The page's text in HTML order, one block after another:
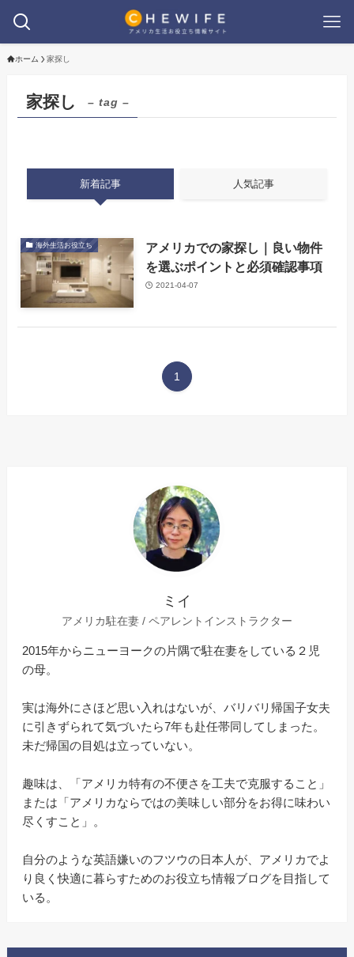
ホーム 家探し
家探し – tag –
新着記事 人気記事
海外生活お役立ち
アメリカでの家探し｜良い物件
を選ぶポイントと必須確認事項
2021-04-07
1
ミイ
アメリカ駐在妻 / ペアレントインストラクター
2015年からニューヨークの片隅で駐在妻をしている２児
の母。
実は海外にさほど思い入れはないが、バリバリ帰国子女夫
に引きずられて気づいたら7年も赴任帯同してしまった。
未だ帰国の目処は立っていない。
趣味は、「アメリカ特有の不便さを工夫で克服すること」
または「アメリカならではの美味しい部分をお得に味わい
尽くすこと」。
自分のような英語嫌いのフツウの日本人が、アメリカでよ
り良く快適に暮らすためのお役立ち情報ブログを目指して
いる。